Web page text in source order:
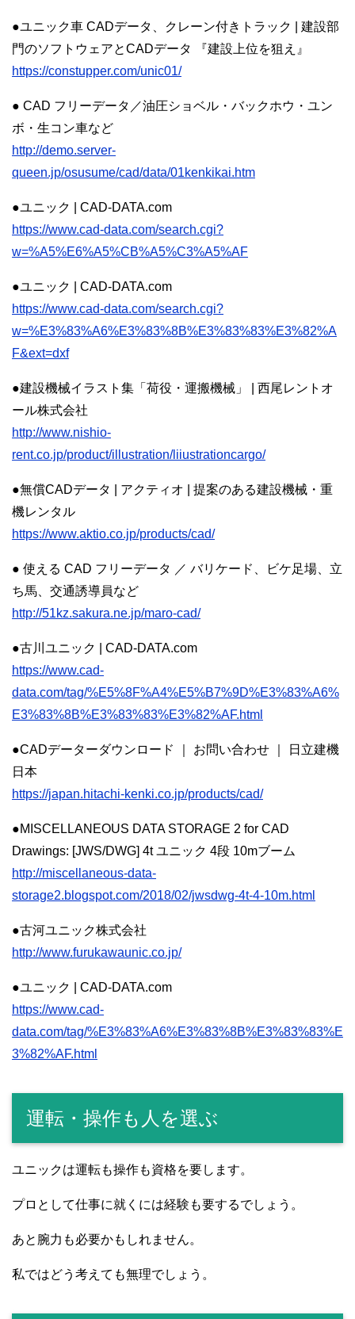
●ユニック車 CADデータ、クレーン付きトラック | 建設部
門のソフトウェアとCADデータ 『建設上位を狙え』
https://constupper.com/unic01/
● CAD フリーデータ／油圧ショベル・バックホウ・ユン
ボ・生コン車など
http://demo.server-
queen.jp/osusume/cad/data/01kenkikai.htm
●ユニック | CAD-DATA.com
https://www.cad-data.com/search.cgi?
w=%A5%E6%A5%CB%A5%C3%A5%AF
●ユニック | CAD-DATA.com
https://www.cad-data.com/search.cgi?
w=%E3%83%A6%E3%83%8B%E3%83%83%E3%82%A
F&ext=dxf
●建設機械イラスト集「荷役・運搬機械」 | 西尾レントオ
ール株式会社
http://www.nishio-
rent.co.jp/product/illustration/liiustrationcargo/
●無償CADデータ | アクティオ | 提案のある建設機械・重
機レンタル
https://www.aktio.co.jp/products/cad/
● 使える CAD フリーデータ ／ バリケード、ビケ足場、立
ち馬、交通誘導員など
http://51kz.sakura.ne.jp/maro-cad/
●古川ユニック | CAD-DATA.com
https://www.cad-
data.com/tag/%E5%8F%A4%E5%B7%9D%E3%83%A6%
E3%83%8B%E3%83%83%E3%82%AF.html
●CADデーターダウンロード ｜ お問い合わせ ｜ 日立建機
日本
https://japan.hitachi-kenki.co.jp/products/cad/
●MISCELLANEOUS DATA STORAGE 2 for CAD
Drawings: [JWS/DWG] 4t ユニック 4段 10mブーム
http://miscellaneous-data-
storage2.blogspot.com/2018/02/jwsdwg-4t-4-10m.html
●古河ユニック株式会社
http://www.furukawaunic.co.jp/
●ユニック | CAD-DATA.com
https://www.cad-
data.com/tag/%E3%83%A6%E3%83%8B%E3%83%83%E
3%82%AF.html
運転・操作も人を選ぶ
ユニックは運転も操作も資格を要します。
プロとして仕事に就くには経験も要するでしょう。
あと腕力も必要かもしれません。
私ではどう考えても無理でしょう。